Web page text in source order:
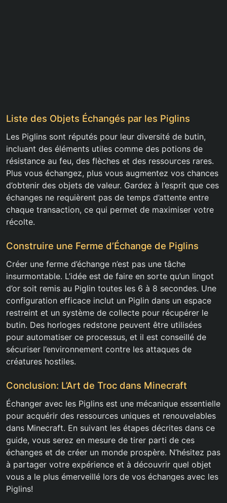
Liste des Objets Échangés par les Piglins
Les Piglins sont réputés pour leur diversité de butin,
incluant des éléments utiles comme des potions de
résistance au feu, des flèches et des ressources rares.
Plus vous échangez, plus vous augmentez vos chances
d’obtenir des objets de valeur. Gardez à l’esprit que ces
échanges ne requièrent pas de temps d’attente entre
chaque transaction, ce qui permet de maximiser votre
récolte.
Construire une Ferme d’Échange de Piglins
Créer une ferme d’échange n’est pas une tâche
insurmontable. L’idée est de faire en sorte qu’un lingot
d’or soit remis au Piglin toutes les 6 à 8 secondes. Une
configuration efficace inclut un Piglin dans un espace
restreint et un système de collecte pour récupérer le
butin. Des horloges redstone peuvent être utilisées
pour automatiser ce processus, et il est conseillé de
sécuriser l’environnement contre les attaques de
créatures hostiles.
Conclusion: L’Art de Troc dans Minecraft
Échanger avec les Piglins est une mécanique essentielle
pour acquérir des ressources uniques et renouvelables
dans Minecraft. En suivant les étapes décrites dans ce
guide, vous serez en mesure de tirer parti de ces
échanges et de créer un monde prospère. N’hésitez pas
à partager votre expérience et à découvrir quel objet
vous a le plus émerveillé lors de vos échanges avec les
Piglins!